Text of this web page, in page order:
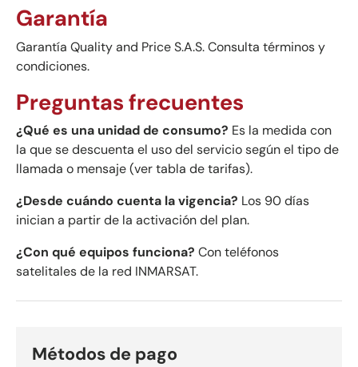
Garantía
Garantía Quality and Price S.A.S. Consulta términos y
condiciones.
Preguntas frecuentes
¿Qué es una unidad de consumo? Es la medida con
la que se descuenta el uso del servicio según el tipo de
llamada o mensaje (ver tabla de tarifas).
¿Desde cuándo cuenta la vigencia? Los 90 días
inician a partir de la activación del plan.
¿Con qué equipos funciona? Con teléfonos
satelitales de la red INMARSAT.
Métodos de pago